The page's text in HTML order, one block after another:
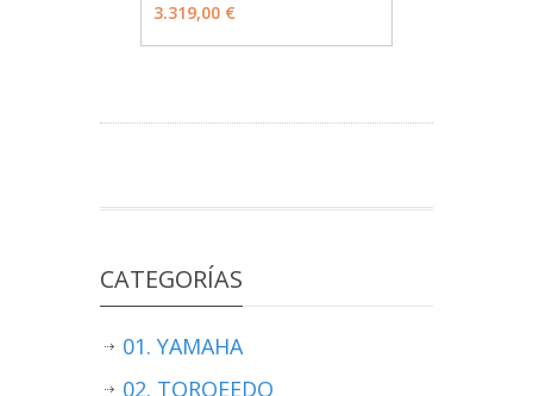
3.319,00 €
CATEGORÍAS
01. YAMAHA
02. TORQEEDO